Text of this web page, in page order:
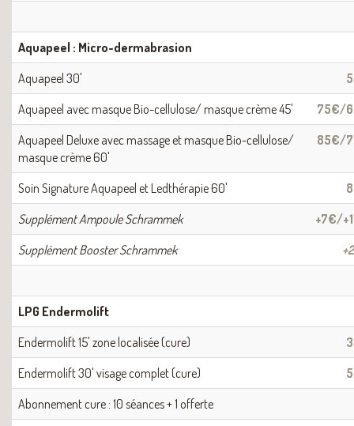
Aquapeel : Micro-dermabrasion
Aquapeel 30'
Aquapeel avec masque Bio-cellulose/ masque crème 45'
75€/
Aquapeel Deluxe avec massage et masque Bio-cellulose/
masque crème 60'
85€/
Soin Signature Aquapeel et Ledthérapie 60'
Supplément Ampoule Schrammek
+7€/
Supplément Booster Schrammek
LPG Endermolift
Endermolift 15' zone localisée (cure)
Endermolift 30' visage complet (cure)
Abonnement cure : 10 séances + 1 offerte